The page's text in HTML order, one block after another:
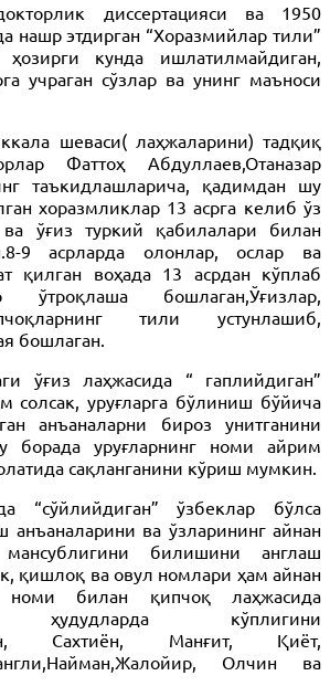
диссертацияси ва 1950
нашр этдирган “Хоразмийлар тили”
кунда ишлатилмайдиган,
учраган сўзлар ва унинг маъноси
шеваси( лаҳжаларини) тадқиқ
Фаттоҳ Абдуллаев,Отаназар
таъкидлашларича, қадимдан шу
хоразмликлар 13 асрга келиб ўз
ўғиз туркий қабилалари билан
9 асрларда олонлар, ослар ва
қилган воҳада 13 асрдан кўплаб
ўтроқлаша бошлаган,Ўғизлар,
тили устунлашиб,
бошлаган.
ўғиз лаҳжасида “ гаплийдиган”
солсак, уруғларга бўлиниш бўйича
анъаналарни бироз унитганини
борада уруғларнинг номи айрим
сақланганини кўриш мумкин.
“сўйлийдиган” ўзбеклар бўлса
анъаналарини ва ўзларининг айнан
мансублигини билишини англаш
қишлоқ ва овул номлари ҳам айнан
номи билан қипчоқ лаҳжасида
ҳудудларда кўплигини
Сахтиён, Манғит, Қиёт,
Олчин ва